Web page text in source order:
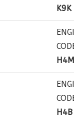
K9K
H4M
H4B